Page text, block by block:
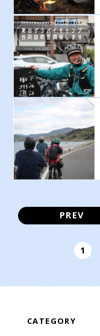
PREV
1
CATEGORY